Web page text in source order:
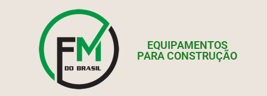
EQUIPAMENTOS
PARA CONSTRUÇÃO